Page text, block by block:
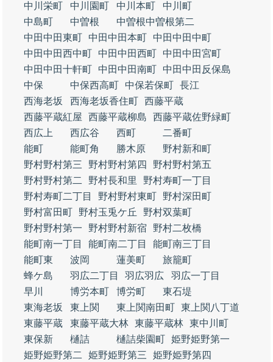
中川栄町
中川園町 中川本町
中川町
中島町
中曽根
中曽根中曽根第二
中田中田東町
中田中田本町
中田中田中町
中田中田西中町
中田中田西町
中田中田宮町
中田中田十軒町
中田中田南町
中田中田反保島
中保
中保西高町 中保若保町 長江
西海老坂
西海老坂香住町 西藤平蔵
西藤平蔵紅屋
西藤平蔵柳島
西藤平蔵佐野緑町
西広上
西広谷 西町
二番町
能町
能町角 勝木原
野村新和町
野村野村第三
野村野村第四
野村野村第五
野村野村第二
野村長和里
野村寿町一丁目
野村寿町二丁目
野村野村東町
野村深田町
野村富田町
野村玉兎ケ丘
野村双葉町
野村野村第一
野村野村新宿
野村二枚橋
能町南一丁目
能町南二丁目
能町南三丁目
能町東
波岡 蓮美町
旅籠町
蜂ケ島
羽広二丁目 羽広羽広
羽広一丁目
早川
博労本町 博労町
東石堤
東海老坂
東上関 東上関南田町 東上関八丁道
東藤平蔵
東藤平蔵大林 東藤平蔵林 東中川町
東保新
樋詰 樋詰柴園町 姫野姫野第一
姫野姫野第二
姫野姫野第三
姫野姫野第四